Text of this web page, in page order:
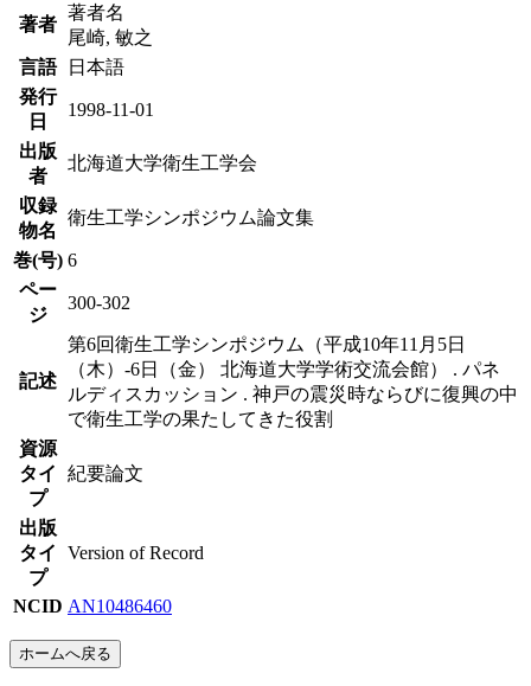
著者
著者名
尾崎, 敏之
言語
日本語
発行
日
1998-11-01
出版
者
北海道大学衛生工学会
収録
物名
衛生工学シンポジウム論文集
巻(号) 6
ペー
ジ
300-302
記述
第6回衛生工学シンポジウム（平成10年11月5日
（木）-6日（金） 北海道大学学術交流会館） . パネ
ルディスカッション . 神戸の震災時ならびに復興の中
で衛生工学の果たしてきた役割
資源
タイ
プ
紀要論文
出版
タイ
プ
Version of Record
NCID AN10486460
ホームへ戻る